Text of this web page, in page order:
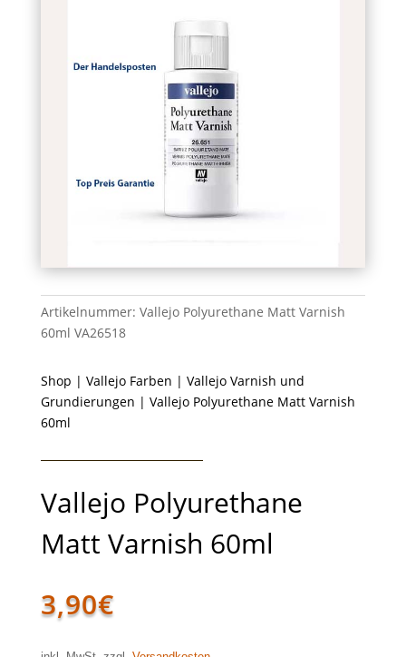
Artikelnummer: Vallejo Polyurethane Matt Varnish
60ml VA26518
Shop | Vallejo Farben | Vallejo Varnish und
Grundierungen | Vallejo Polyurethane Matt Varnish
60ml
Vallejo Polyurethane
Matt Varnish 60ml
3,90€